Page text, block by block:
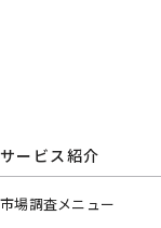
サービス紹介
市場調査メニュー